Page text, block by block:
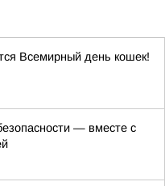
Всемирный день кошек!
— вместе с